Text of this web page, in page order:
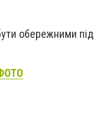
обережними під